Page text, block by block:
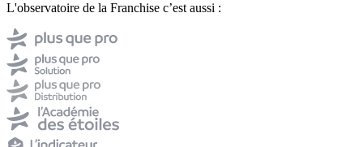
L'observatoire de la Franchise c’est aussi :